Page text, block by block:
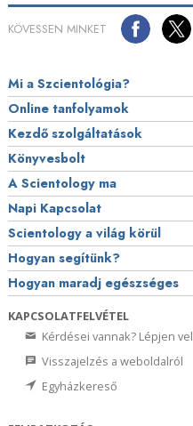
KÖVESSEN MINKET
Mi a Szcientológia?
Online tanfolyamok
Kezdő szolgáltatások
Könyvesbolt
A Scientology ma
Napi Kapcsolat
Scientology a világ körül
Hogyan segítünk?
Hogyan maradj egészséges
KAPCSOLATFELVÉTEL
Kérdései vannak? Lépjen
Visszajelzés a weboldalról
Egyházkereső